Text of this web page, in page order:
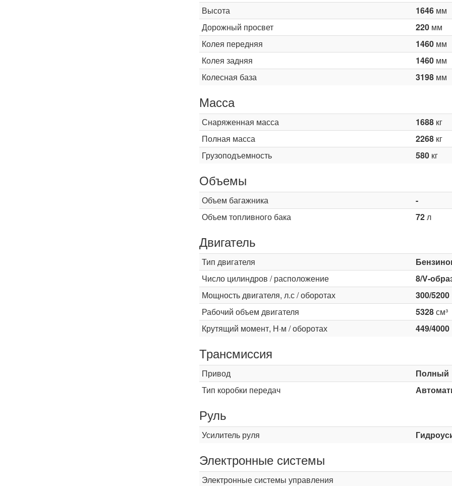
Высота
1646мм
Дорожный просвет
220мм
Колея передняя
1460мм
Колея задняя
1460мм
Колесная база
3198мм
Масса
Снаряженная масса 1688кг
Полная масса
2268кг
Грузоподъемность
580кг
Объемы
Объем багажника
-
Объем топливного бака
72л
Двигатель
Тип двигателя
Число цилиндров / расположение
8/V-
Мощность двигателя, л.с / оборотах
300/5200
Рабочий объем двигателя
5328см³
Крутящий момент, Н·м / оборотах
449/4000
Трансмиссия
Привод
Полный
Тип коробки передач
Руль
Усилитель руля
Электронные системы
Электронные системы управления